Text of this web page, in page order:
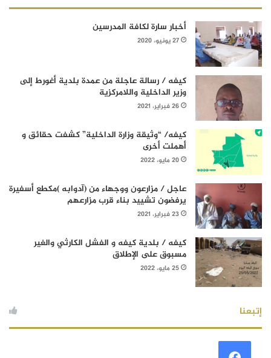
أخبار سارة لكافة المدرسين
27 يونيو، 2020
كيفه / رسالة عاجلة من عمدة بلدية أغورط إلى
وزير الداخلية واللامركزية
26 فبراير، 2021
كيفه/ “وثيقة وزارة الداخلية” كشفت حقائق و
أهملت أخرى
20 مايو، 2022
عاجل / مزارعون ووجهاء من (آدوابه )مكطع أسفيرة
يرفضون تشييد بناء قرب مزارعهم
23 فبراير، 2021
كيفه / بلدية كيفه و الفشل الكارثي والغير
مسبوق على الإطلاق
25 مايو، 2022
إتبعنا